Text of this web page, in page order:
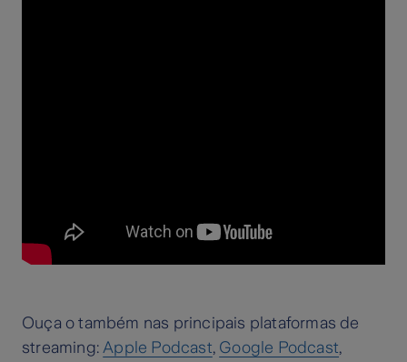
Ouça o também nas principais plataformas de
streaming:Apple Podcast, Google Podcast,